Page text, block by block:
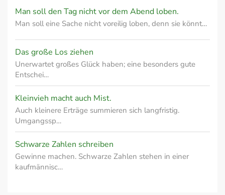
Man soll den Tag nicht vor dem Abend loben.
Man soll eine Sache nicht voreilig loben, denn sie könnt…
Das große Los ziehen
Unerwartet großes Glück haben; eine besonders gute
Entschei…
Kleinvieh macht auch Mist.
Auch kleinere Erträge summieren sich langfristig.
Umgangssp…
Schwarze Zahlen schreiben
Gewinne machen. Schwarze Zahlen stehen in einer
kaufmännisc…